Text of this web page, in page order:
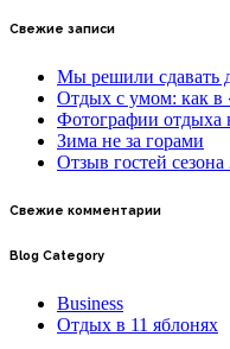
Свежие записи
Мы решили сдавать
Отдых с умом: как в
Фотографии отдыха
Зима не за горами
Отзыв гостей сезона
Свежие комментарии
Blog Category
Business
Отдых в 11 яблонях